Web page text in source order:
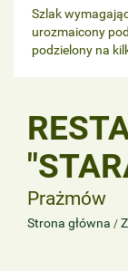
Szlak
urozmaicony
podzielony na
Prażmów
Strona główna /